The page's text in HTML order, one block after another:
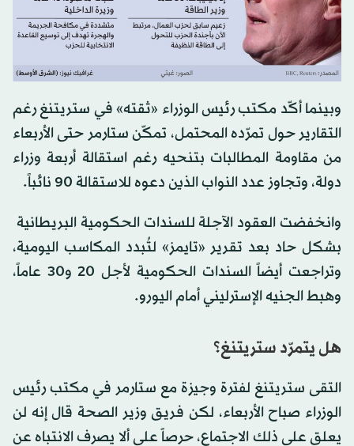
وبينما أكّد مكتب رئيس الوزراء «ثقته» في ستريتنغ رغم
التقارير حول تمرّده المحتمل، تمكّن ستارمر حتى الأربعاء
من مقاومة المطالبات بتنحيه رغم استقالة أربعة وزراء
دولة، وتجاوز عدد النواب الذين دعوه للاستقالة 90 نائباً.
وانخفضت العقود ​الآجلة ‌للسندات ⁠الحكومية البريطانية ​
بشكل ⁠حاد بعد تقرير «تايمز» لتُبدد المكاسب اليومية،
وتراجعت أيضاً السندات الحكومية لأجل 20 و30 عاماً،
وهبط الجنيه الإسترليني أمام اليورو.
هل يتمرّد ستريتنغ؟
التقى ستريتنغ لفترة وجيزة مع ستارمر في مكتب رئيس
الوزراء صباح الأربعاء، لكن فريق وزير الصحة قال إنه لن
يعلق على ذلك الاجتماع، حرصاً على ألا يصرف الانتباه عن